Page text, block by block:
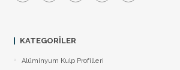
KATEGORILER
Alüminyum Kulp Profilleri